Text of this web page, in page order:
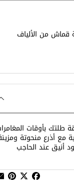
من الألياف
بأوقات
مع أذرع منحوتة
أنيق عند الحاجب